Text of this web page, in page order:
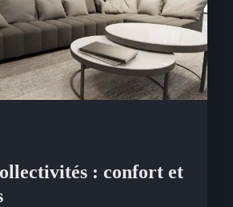
: confort et